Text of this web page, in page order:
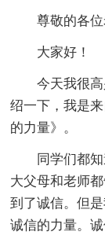
尊敬的各
大家好！
今天我很
绍一下，我是
的力量》。
同学们都
大父母和老师
到了诚信。但
诚信的力量。